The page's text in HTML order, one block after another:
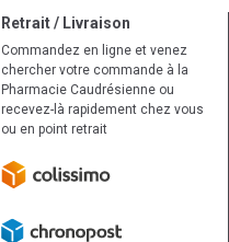
Retrait / Livraison
Commandez en ligne et venez
chercher votre commande à la
Pharmacie Caudrésienne ou
recevez-là rapidement chez vous
ou en point retrait